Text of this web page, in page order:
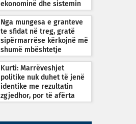
ekonominë dhe sistemin
Nga mungesa e granteve
te sfidat në treg, gratë
sipërmarrëse kërkojnë më
shumë mbështetje
Kurti: Marrëveshjet
politike nuk duhet të jenë
identike me rezultatin
zgjedhor, por të afërta